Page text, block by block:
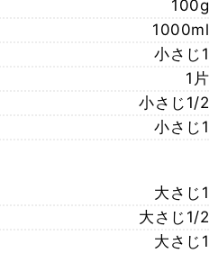
100g
1000ml
小さじ1
1片
小さじ1/2
小さじ1
大さじ1
大さじ1/2
大さじ1